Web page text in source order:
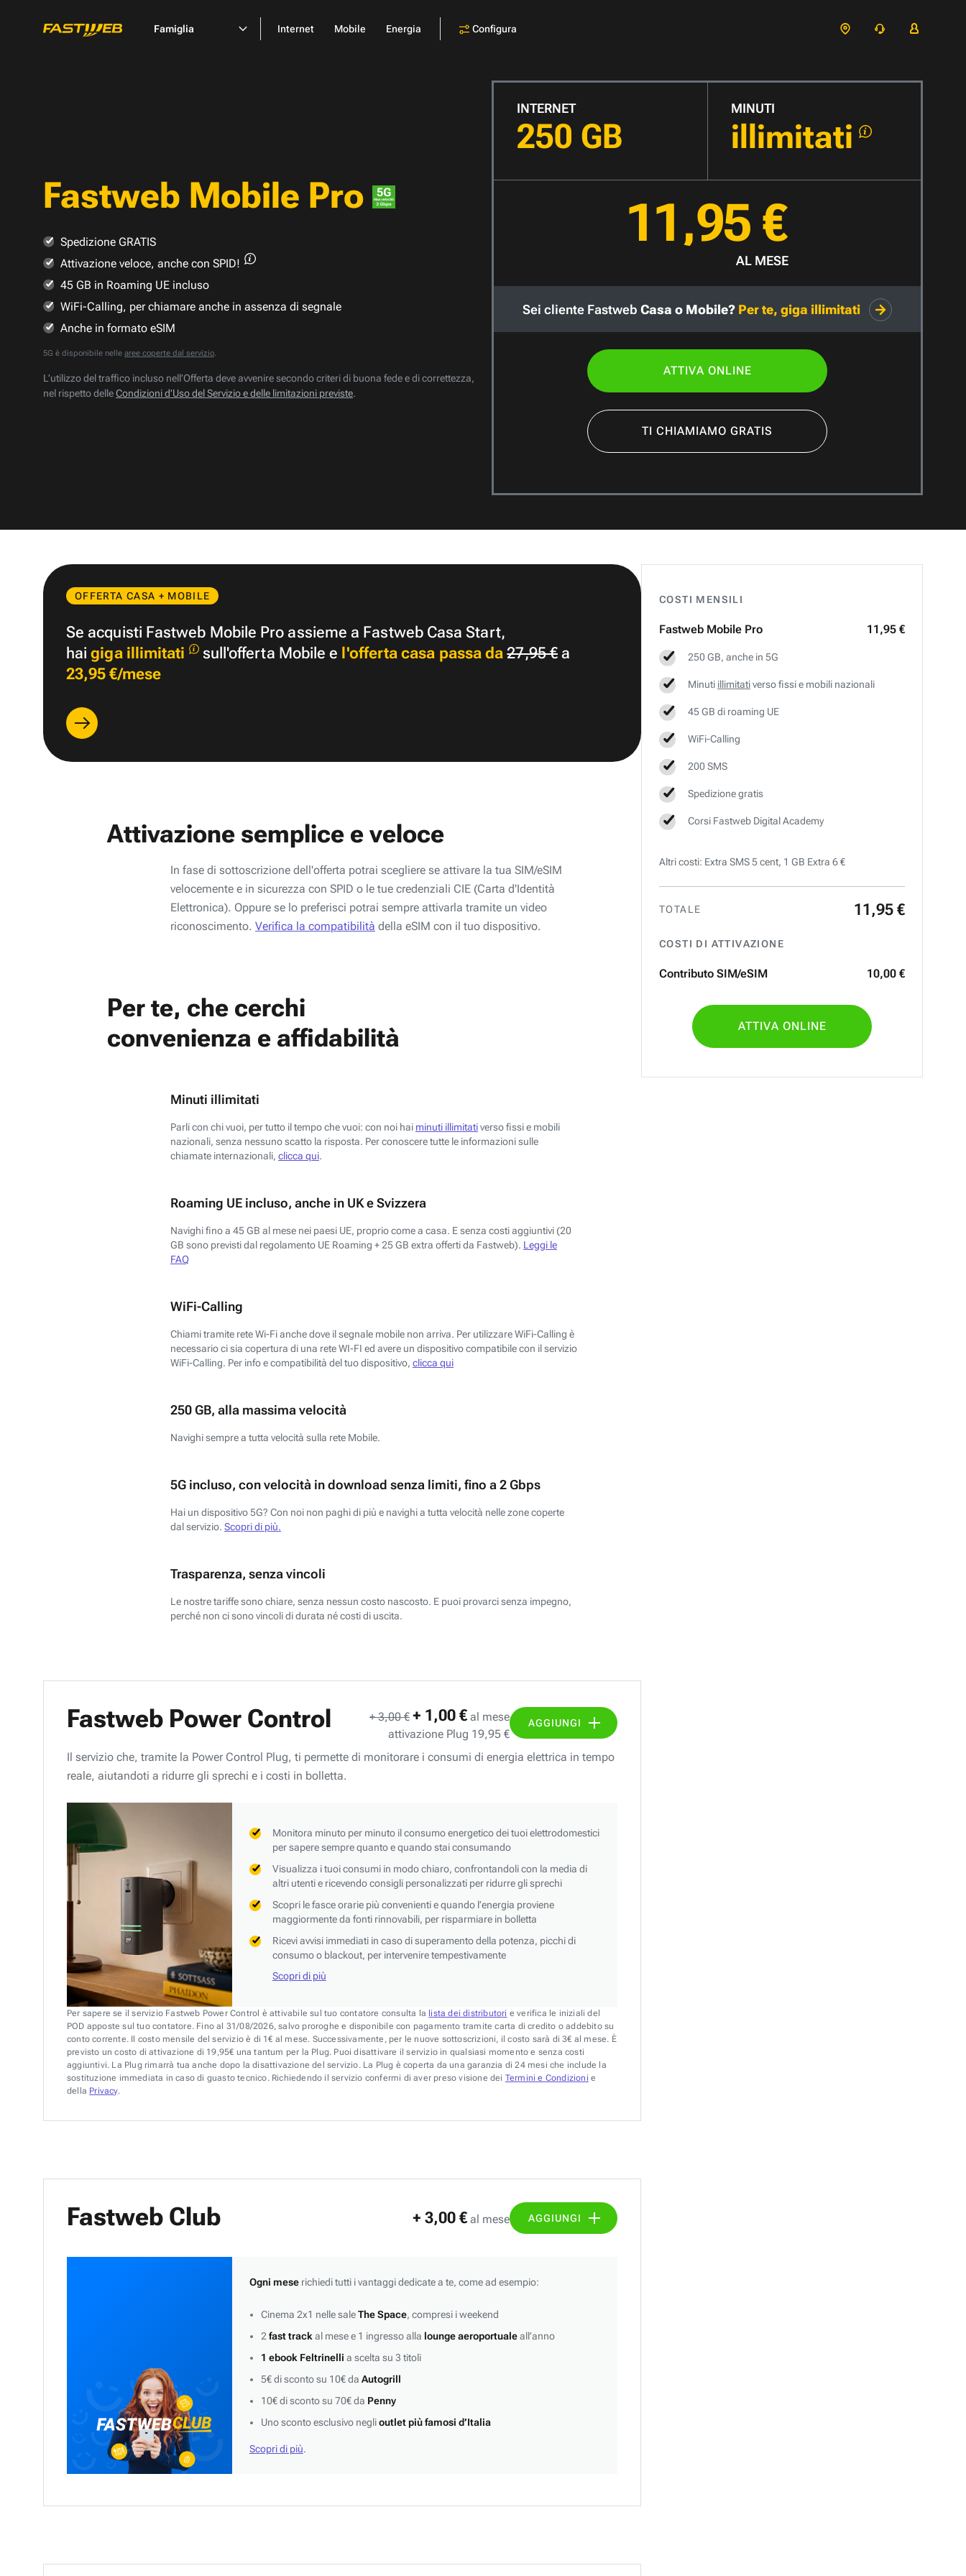
Famiglia Internet Mobile Energia Configura
Fastweb Mobile Pro
INTERNET
250 GB
MINUTI
illimitati
11,95 €
AL MESE
Sei cliente Fastweb Casa o Mobile? Per te, giga illimitati
ATTIVA ONLINE
TI CHIAMIAMO GRATIS
Spedizione GRATIS
Attivazione veloce, anche con SPID!
45 GB in Roaming UE incluso
WiFi-Calling, per chiamare anche in assenza di segnale
Anche in formato eSIM
5G è disponibile nelle aree coperte dal servizio.
L’utilizzo del traffico incluso nell’Offerta deve avvenire secondo criteri di buona fede e di correttezza,
nel rispetto delleCondizioni d’Uso del Servizio e delle limitazioni previste.
COSTI MENSILI
Fastweb Mobile Pro 11,95 €
250 GB, anche in 5G
Minuti illimitativerso fissi e mobili nazionali
45 GB di roaming UE
WiFi-Calling
200 SMS
Spedizione gratis
Corsi Fastweb Digital Academy
Altri costi: Extra SMS 5 cent, 1 GB Extra 6 €
TOTALE 11 ,95 €
COSTI DI ATTIVAZIONE
Contributo SIM/eSIM 10,00 €
ATTIVA ONLINE
OFFERTA CASA + MOBILE
Se acquisti Fastweb Mobile Pro assieme a Fastweb Casa Start,
haigiga illimitati sull'offerta Mobile e l'offerta casa passa da 27,95 €a
23,95 €/mese
Attivazione semplice e veloce
In fase di sottoscrizione dell'offerta potrai scegliere se attivare la tua SIM/eSIM
velocemente e in sicurezza con SPID o le tue credenziali CIE (Carta d'Identità
Elettronica). Oppure se lo preferisci potrai sempre attivarla tramite un video
riconoscimento. Verifica la compatibilità della eSIM con il tuo dispositivo.
Per te, che cerchi
convenienza e affidabilità
Minuti illimitati
Parli con chi vuoi, per tutto il tempo che vuoi: con noi hai minuti illimitativerso fissi e mobili
nazionali, senza nessuno scatto la risposta. Per conoscere tutte le informazioni sulle
chiamate internazionali, clicca qui.
Roaming UE incluso, anche in UK e Svizzera
Navighi fino a 45 GB al mese nei paesi UE, proprio come a casa. E senza costi aggiuntivi (20
GB sono previsti dal regolamento UE Roaming + 25 GB extra offerti da Fastweb). Leggi le
FAQ
WiFi-Calling
Chiami tramite rete Wi-Fi anche dove il segnale mobile non arriva. Per utilizzare WiFi-Calling è
necessario ci sia copertura di una rete WI-FI ed avere un dispositivo compatibile con il servizio
WiFi-Calling. Per info e compatibilità del tuo dispositivo, clicca qui
250 GB, alla massima velocità
Navighi sempre a tutta velocità sulla rete Mobile.
5G incluso, con velocità in download senza limiti, fino a 2 Gbps
Hai un dispositivo 5G? Con noi non paghi di più e navighi a tutta velocità nelle zone coperte
dal servizio. Scopri di più.
Trasparenza, senza vincoli
Le nostre tariffe sono chiare, senza nessun costo nascosto. E puoi provarci senza impegno,
perché non ci sono vincoli di durata né costi di uscita.
Fastweb Power Control + 3,00 € + 1,00 € al mese
attivazione Plug 19,95 €
AGGIUNGI
Il servizio che, tramite la Power Control Plug, ti permette di monitorare i consumi di energia elettrica in tempo
reale, aiutandoti a ridurre gli sprechi e i costi in bolletta.
Monitora minuto per minuto il consumo energetico dei tuoi elettrodomestici
per sapere sempre quanto e quando stai consumando
Visualizza i tuoi consumi in modo chiaro, confrontandoli con la media di
altri utenti e ricevendo consigli personalizzati per ridurre gli sprechi
Scopri le fasce orarie più convenienti e quando l’energia proviene
maggiormente da fonti rinnovabili, per risparmiare in bolletta
Ricevi avvisi immediati in caso di superamento della potenza, picchi di
consumo o blackout, per intervenire tempestivamente
Scopri di più
Per sapere se il servizio Fastweb Power Control è attivabile sul tuo contatore consulta la lista dei distributori e verifica le iniziali del
POD apposte sul tuo contatore. Fino al 31/08/2026, salvo proroghe e disponibile con pagamento tramite carta di credito o addebito su
conto corrente. Il costo mensile del servizio è di 1€ al mese. Successivamente, per le nuove sottoscrizioni, il costo sarà di 3€ al mese. È
previsto un costo di attivazione di 19,95€ una tantum per la Plug. Puoi disattivare il servizio in qualsiasi momento e senza costi
aggiuntivi. La Plug rimarrà tua anche dopo la disattivazione del servizio. La Plug è coperta da una garanzia di 24 mesi che include la
sostituzione immediata in caso di guasto tecnico. Richiedendo il servizio confermi di aver preso visione dei Termini e Condizioni e
della Privacy.
Fastweb Club + 3,00 € al mese AGGIUNGI
Ogni meserichiedi tutti i vantaggi dedicate a te, come ad esempio:
Cinema 2x1 nelle saleThe Space, compresi i weekend
2 fast track al mese e 1 ingresso alla lounge aeroportualeall’anno
1 ebook Feltrinelli a scelta su 3 titoli
5€ di sconto su 10€ da Autogrill
10€ di sconto su 70€ da Penny
Uno sconto esclusivo neglioutlet più famosi d’Italia
Scopri di più.